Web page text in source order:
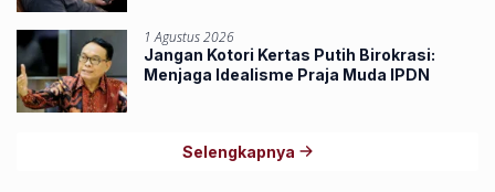
1 Agustus 2026
Jangan Kotori Kertas Putih Birokrasi:
Menjaga Idealisme Praja Muda IPDN
Selengkapnya